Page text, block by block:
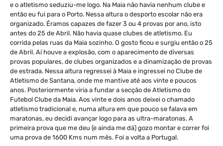
e o atletismo seduziu-me logo. Na Maia não havia nenhum clube e
então eu fui para o Porto. Nessa altura o desporto escolar não era
organizado. Éramos capazes de fazer 3 ou 4 provas por ano, isto
antes do 25 de Abril. Não havia quase clubes de atletismo. Eu
corrida pelas ruas da Maia sozinho. O gosto ficou e surgiu então o 25
de Abril. Aí houve a explosão, com o aparecimento de diversas
provas populares, de clubes organizados e a dinamização de provas
de estrada. Nessa altura regressei à Maia e ingressei no Clube de
Atletismo de Santana, onde me mantive até aos vinte e poucos
anos. Posteriormente viria a fundar a secção de Atletismo do
Futebol Clube da Maia. Aos vinte e dois anos deixei o chamado
atletismo tradicional e, numa altura em que pouco se falava em
maratonas, eu decidi avançar logo para as ultra-maratonas. A
primeira prova que me deu (e ainda me dá) gozo montar e correr foi
uma prova de 1600 Kms num mês. Foi a volta a Portugal.